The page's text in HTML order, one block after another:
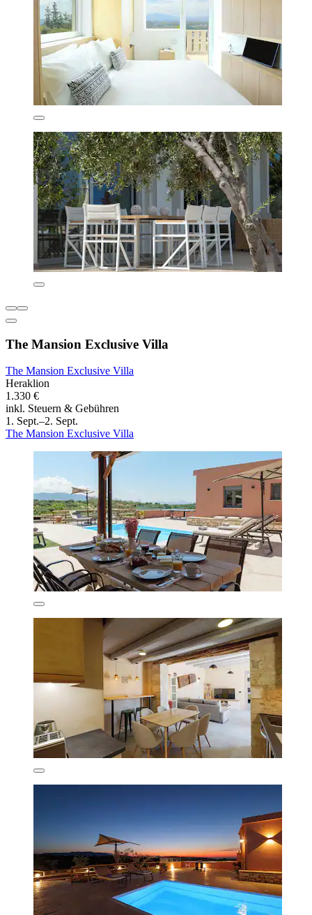
The Mansion Exclusive Villa
The Mansion Exclusive Villa
Heraklion
1.330 €
inkl. Steuern & Gebühren
1. Sept.–2. Sept.
The Mansion Exclusive Villa